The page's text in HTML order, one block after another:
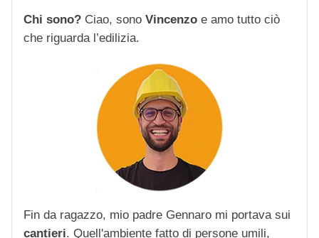
Chi sono? Ciao, sono Vincenzo e amo tutto ciò
che riguarda l’edilizia.
Fin da ragazzo, mio padre Gennaro mi portava sui
cantieri. Quell'ambiente fatto di persone umili,